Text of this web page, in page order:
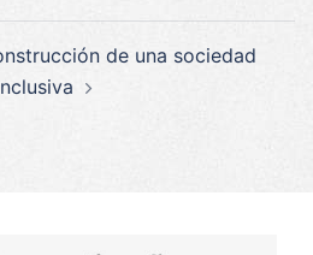
de una sociedad